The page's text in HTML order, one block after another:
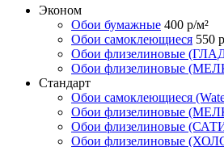
Эконом
Обои бумажные 400 р/м²
Обои самоклеющиеся 550
Обои флизелиновые
Обои флизелиновые
Стандарт
Обои самоклеющиеся
Обои флизелиновые
Обои флизелиновые
Обои флизелиновые